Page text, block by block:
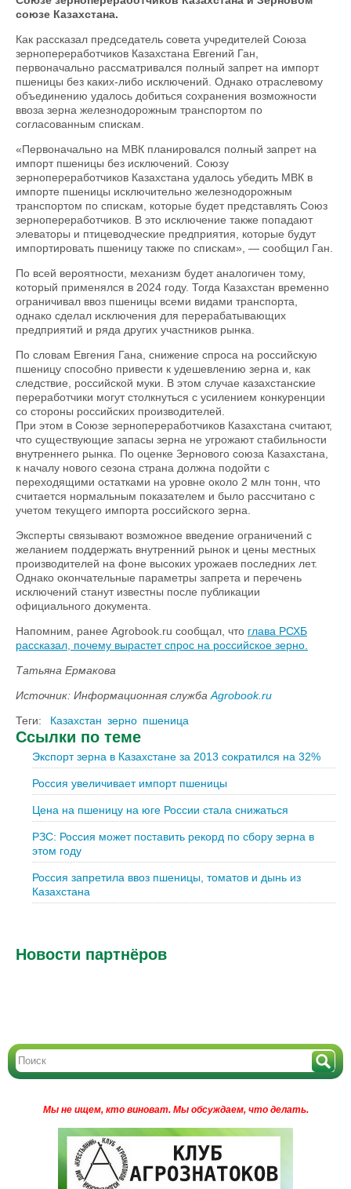
союзе Казахстана.
Как рассказал председатель совета учредителей Союза
зернопереработчиков Казахстана Евгений Ган,
первоначально рассматривался полный запрет на импорт
пшеницы без каких-либо исключений. Однако отраслевому
объединению удалось добиться сохранения возможности
ввоза зерна железнодорожным транспортом по
согласованным спискам.
«Первоначально на МВК планировался полный запрет на
импорт пшеницы без исключений. Союзу
зернопереработчиков Казахстана удалось убедить МВК в
импорте пшеницы исключительно железнодорожным
транспортом по спискам, которые будет представлять Союз
зернопереработчиков. В это исключение также попадают
элеваторы и птицеводческие предприятия, которые будут
импортировать пшеницу также по спискам», — сообщил Ган.
По всей вероятности, механизм будет аналогичен тому,
который применялся в 2024 году. Тогда Казахстан временно
ограничивал ввоз пшеницы всеми видами транспорта,
однако сделал исключения для перерабатывающих
предприятий и ряда других участников рынка.
По словам Евгения Гана, снижение спроса на российскую
пшеницу способно привести к удешевлению зерна и, как
следствие, российской муки. В этом случае казахстанские
переработчики могут столкнуться с усилением конкуренции
со стороны российских производителей.
При этом в Союзе зернопереработчиков Казахстана считают,
что существующие запасы зерна не угрожают стабильности
внутреннего рынка. По оценке Зернового союза Казахстана,
к началу нового сезона страна должна подойти с
переходящими остатками на уровне около 2 млн тонн, что
считается нормальным показателем и было рассчитано с
учетом текущего импорта российского зерна.
Эксперты связывают возможное введение ограничений с
желанием поддержать внутренний рынок и цены местных
производителей на фоне высоких урожаев последних лет.
Однако окончательные параметры запрета и перечень
исключений станут известны после публикации
официального документа.
Напомним, ранее Agrobook.ru сообщал, что глава РСХБ
рассказал, почему вырастет спрос на российское зерно.
Татьяна Ермакова
Источник: Информационная служба Agrobook.ru
Теги:
Казахстан зерно пшеница
Ссылки по теме
Экспорт зерна в Казахстане за 2013 сократился на 32%
Россия увеличивает импорт пшеницы
Цена на пшеницу на юге России стала снижаться
РЗС: Россия может поставить рекорд по сбору зерна в
этом году
Россия запретила ввоз пшеницы, томатов и дынь из
Казахстана
Новости партнёров
Мы не ищем, кто виноват. Мы обсуждаем, что делать.